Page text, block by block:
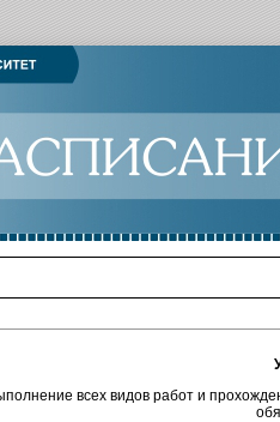
всех видов работ и